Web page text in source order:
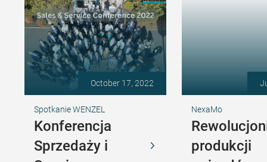
October 17, 2022
Spotkanie WENZEL
Konferencja
Sprzedaży i
NexaMo
produkcji